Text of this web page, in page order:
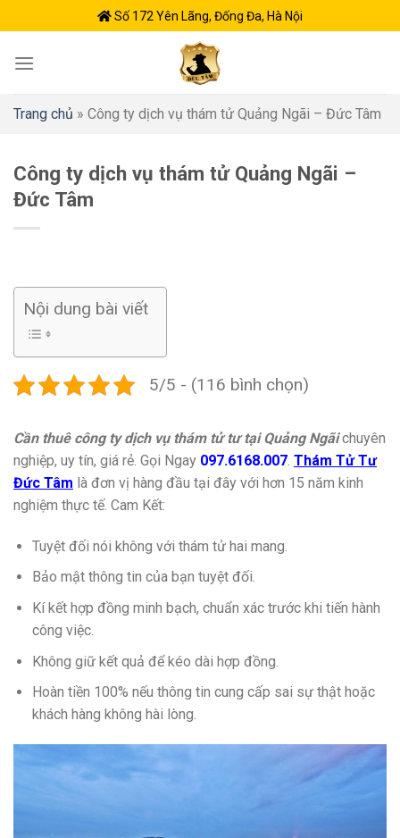
to
content
Số 172 Yên Lãng, Đống Đa, Hà Nội
Trang chủ » Công ty dịch vụ thám tử Quảng Ngãi – Đức Tâm
Công ty dịch vụ thám tử Quảng Ngãi –
Đức Tâm
Nội dung bài viết
5/5 - (116 bình chọn)
Cần thuê công ty dịch vụ thám tử tư tại Quảng Ngãichuyên
nghiệp, uy tín, giá rẻ. Gọi Ngay 097.6168.007. Thám Tử Tư
Đức Tâm là đơn vị hàng đầu tại đây với hơn 15 năm kinh
nghiệm thực tế. Cam Kết:
Tuyệt đối nói không với thám tử hai mang.
Bảo mật thông tin của bạn tuyệt đối.
Kí kết hợp đồng minh bạch, chuẩn xác trước khi tiến hành
công việc.
Không giữ kết quả để kéo dài hợp đồng.
Hoàn tiền 100% nếu thông tin cung cấp sai sự thật hoặc
khách hàng không hài lòng.